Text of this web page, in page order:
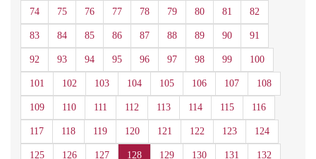
74 75 76 77 78 79 80 81 82
83 84 85 86 87 88 89 90 91
92 93 94 95 96 97 98 99 100
101 102 103 104 105 106 107 108
109 110 111 112 113 114 115 116
117 118 119 120 121 122 123 124
125 126 127 128 129 130 131 132